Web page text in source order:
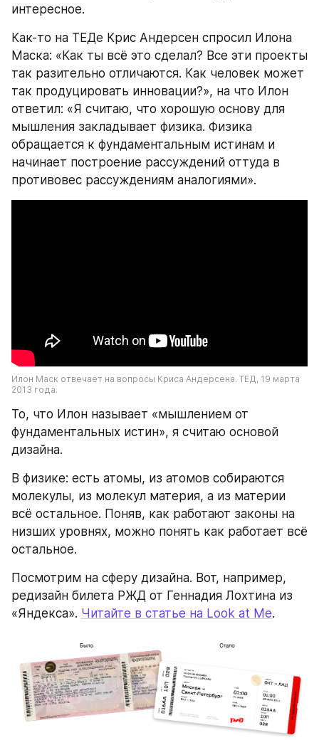
интересное.
Как-то на ТЕДе Крис Андерсен спросил Илона
Маска: «Как ты всё это сделал? Все эти проекты
так разительно отличаются. Как человек может
так продуцировать инновации?», на что Илон
ответил: «Я считаю, что хорошую основу для
мышления закладывает физика. Физика
обращается к фундаментальным истинам и
начинает построение рассуждений оттуда в
противовес рассуждениям аналогиями».
Илон Маск отвечает на вопросы Криса Андерсена. ТЕД, 19 марта
2013 года.
То, что Илон называет «мышлением от
фундаментальных истин», я считаю основой
дизайна.
В физике: есть атомы, из атомов собираются
молекулы, из молекул материя, а из материи
всё остальное. Поняв, как работают законы на
низших уровнях, можно понять как работает всё
остальное.
Посмотрим на сферу дизайна. Вот, например,
редизайн билета РЖД от Геннадия Лохтина из
«Яндекса». Читайте в статье на Look at Me.